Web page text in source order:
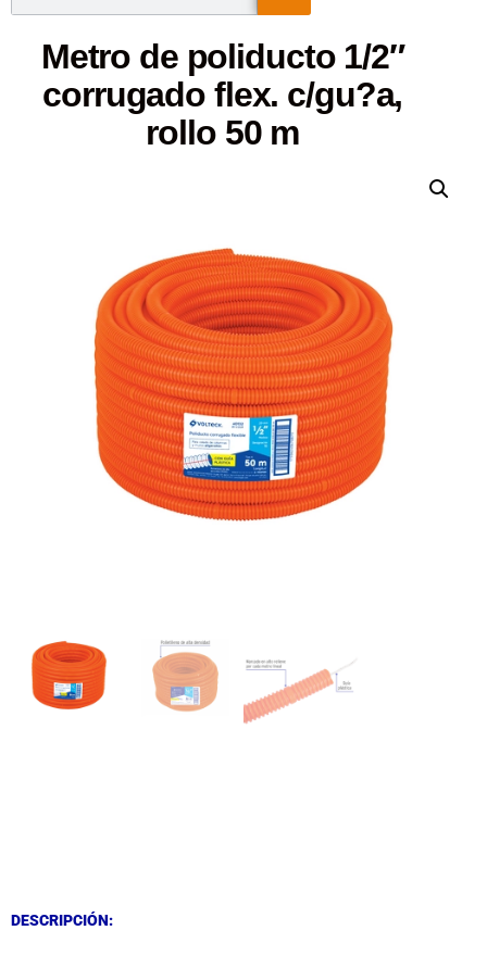
Metro de poliducto 1/2″
corrugado flex. c/gu?a,
rollo 50 m
DESCRIPCIÓN: